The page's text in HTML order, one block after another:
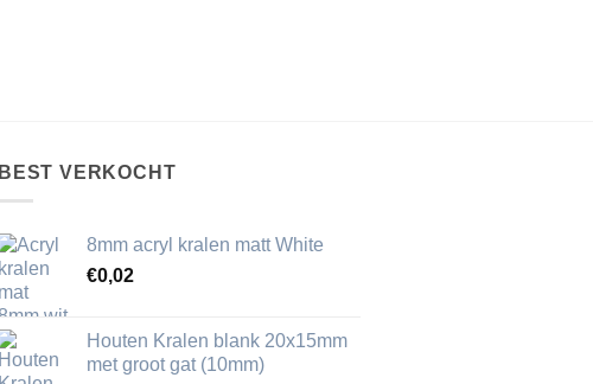
BEST VERKOCHT
8mm acryl kralen matt White
€0,02
Houten Kralen blank 20x15mm
met groot gat (10mm)